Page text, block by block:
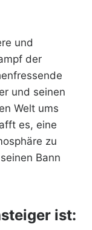
und
der
und seinen
Welt ums
es, eine
zu
Bann
ist: